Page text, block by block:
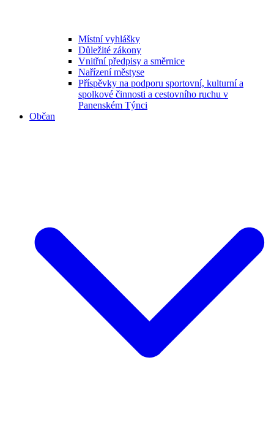
Místní vyhlášky
Důležité zákony
Vnitřní předpisy a směrnice
Nařízení městyse
Příspěvky na podporu sportovní, kulturní a
spolkové činnosti a cestovního ruchu v
Panenském Týnci
Občan